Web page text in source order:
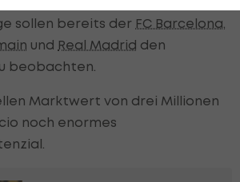
sollen bereits der FC Barcelona
und Real Madrid den
beobachten.
Marktwert von drei Millionen
noch enormes